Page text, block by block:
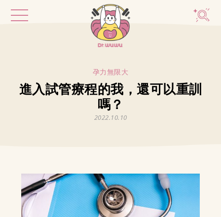
孕力無限大
進入試管療程的我，還可以重訓
嗎？
2022.10.10